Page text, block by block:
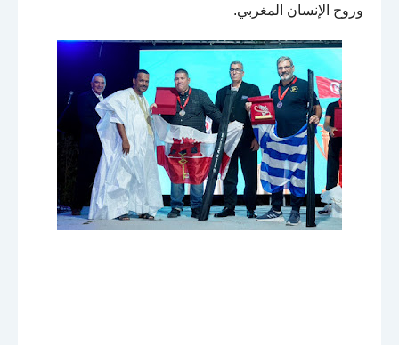
وروح الإنسان المغربي.